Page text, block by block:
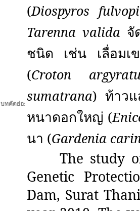
บทคัดย่อ:
(Diospyros
Tarenna valida จั
ชนิด เช่น เลื่อมเ
(Croton
sumatrana) ท้าว
หนาดอกใหญ่ (
นา (Gardenia
The study of
Genetic
Dam, Surat